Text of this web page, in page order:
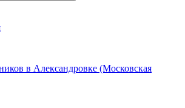
в Александровке (Московская